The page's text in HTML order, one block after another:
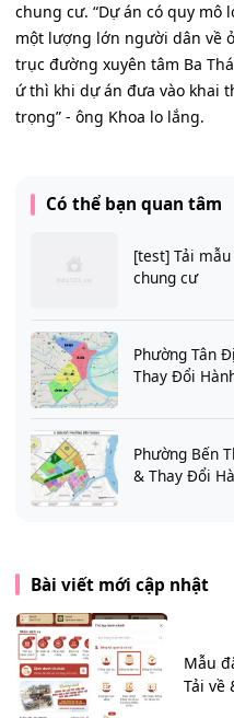
chung cư. “Dự án có quy
một lượng lớn người dân về
trục đường xuyên tâm Ba
ứ thì khi dự án đưa vào khai
trọng” - ông Khoa lo lắng.
Có thể bạn quan tâm
[test] Tải
chung cư
Phường Tân
Thay Đổi
Phường Bến
& Thay Đổi
Bài viết mới cập nhật
Mẫu
Tải về